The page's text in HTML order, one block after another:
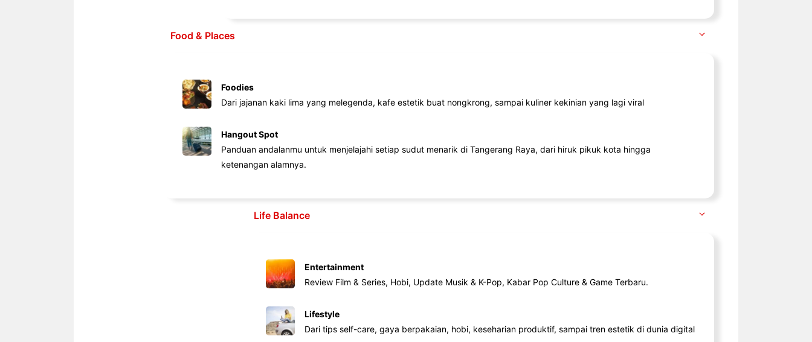
Food & Places
Foodies
Dari jajanan kaki lima yang melegenda, kafe estetik buat nongkrong, sampai kuliner kekinian yang lagi viral
Hangout Spot
Panduan andalanmu untuk menjelajahi setiap sudut menarik di Tangerang Raya, dari hiruk pikuk kota hingga
ketenangan alamnya.
Life Balance
Entertainment
Review Film & Series, Hobi, Update Musik & K-Pop, Kabar Pop Culture & Game Terbaru.
Lifestyle
Dari tips self-care, gaya berpakaian, hobi, keseharian produktif, sampai tren estetik di dunia digital